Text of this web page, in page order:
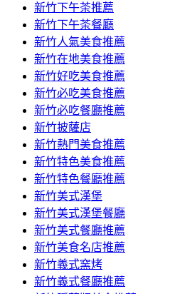
新竹下午茶推薦
新竹下午茶餐廳
新竹人氣美食推薦
新竹在地美食推薦
新竹好吃美食推薦
新竹必吃美食推薦
新竹必吃餐廳推薦
新竹披薩店
新竹熱門美食推薦
新竹特色美食推薦
新竹特色餐廳推薦
新竹美式漢堡
新竹美式漢堡餐廳
新竹美式餐廳推薦
新竹美食名店推薦
新竹義式窯烤
新竹義式餐廳推薦